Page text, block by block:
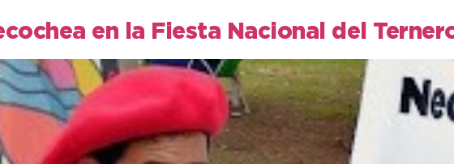
en la Fiesta Nacional del